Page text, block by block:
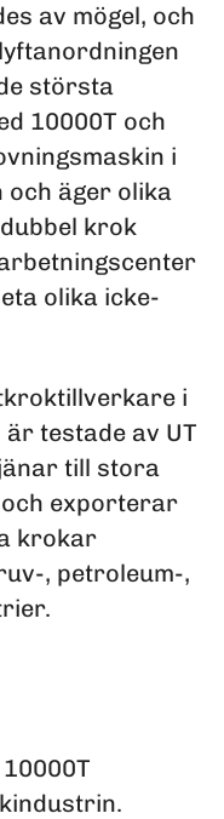
av mögel, och
största
10000T och
i
äger olika
krok
olika icke-
i
testade av UT
till stora
exporterar
krokar
, petroleum-,